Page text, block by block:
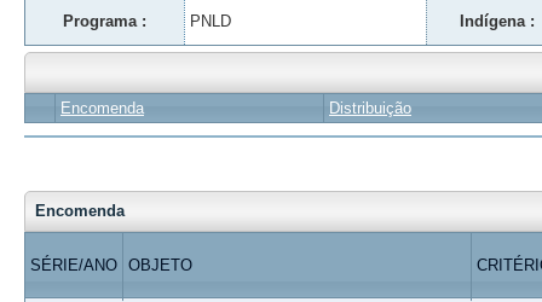
Programa : PNLD Indígena :
Encomenda Distribuição
Encomenda
SÉRIE/ANO OBJETO